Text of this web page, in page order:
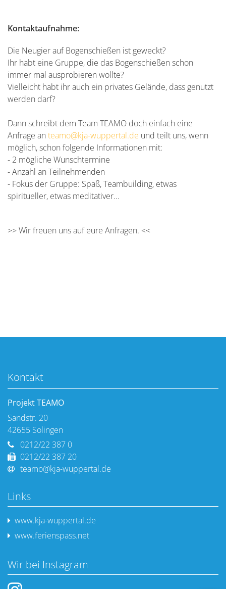
Kontaktaufnahme:
Die Neugier auf Bogenschießen ist geweckt?
Ihr habt eine Gruppe, die das Bogenschießen schon
immer mal ausprobieren wollte?
Vielleicht habt ihr auch ein privates Gelände, dass genutzt
werden darf?
Dann schreibt dem Team TEAMO doch einfach eine
Anfrage an teamo@kja-wuppertal.de und teilt uns, wenn
möglich, schon folgende Informationen mit:
- 2 mögliche Wunschtermine
- Anzahl an Teilnehmenden
- Fokus der Gruppe: Spaß, Teambuilding, etwas
spiritueller, etwas meditativer...
>> Wir freuen uns auf eure Anfragen. <<
Kontakt
Projekt TEAMO
Sandstr. 20
42655 Solingen
0212/22 387 0
0212/22 387 20
teamo@kja-wuppertal.de
Links
www.kja-wuppertal.de
www.ferienspass.net
Wir bei Instagram